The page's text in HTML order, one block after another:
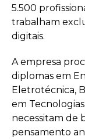
5.500
trabalham
digitais.
A empresa
diplomas em
Eletrotécnica,
em
necessitam de
pensamento